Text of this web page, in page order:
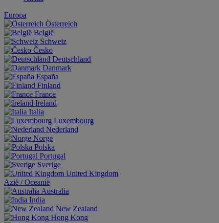
Europa
Österreich
België
Schweiz
Česko
Deutschland
Danmark
España
Finland
France
Ireland
Italia
Luxembourg
Nederland
Norge
Polska
Portugal
Sverige
United Kingdom
Aziё / Oceaniё
Australia
India
New Zealand
Hong Kong